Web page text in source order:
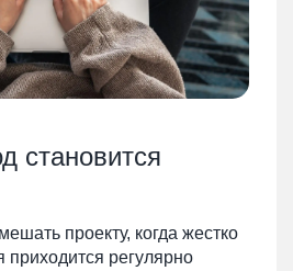
становится
проекту, когда жестко
приходится регулярно